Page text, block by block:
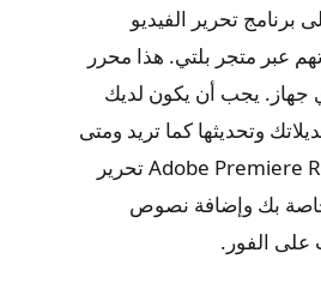
برنامج تحرير الفيديو
عبر متجر بلتي. هذا محرر
جهاز. يجب أن يكون لديك
وتحديثها كما تريد ومتى
تريد. يتيح لك Adobe Premiere Rush تحرير
بك وإضافة نصوص
على الفور.